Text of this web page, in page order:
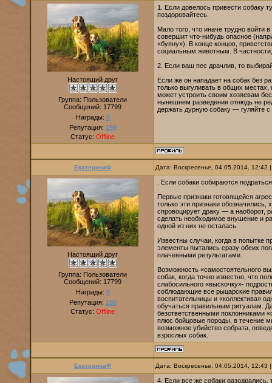
Настоящий друг
Группа: Пользователи
Сообщений: 17799
Награды: 0
Репутация: 150
Статус: Offline
1. Если довелось привести собаку
поздоровайтесь.
Мало того, что иначе трудно войти
совершит что-нибудь опасное
«буяну»). В конце концов,
социальным животным. В
2. Если ваш пес драчлив, то
Если же он нападает на собак без
только выгуливать в общих
может устроить своим хозяевам
нынешнем разведении отнюдь не
держать дурную собаку — гуляйте с
ЕкатеринаФ Дата: Воскресенье, 04.05.2014,
Настоящий друг
Группа: Пользователи
Сообщений: 17799
Награды: 0
Репутация: 150
Статус: Offline
. Если собаки собираются
Первые признаки готовящейся
только эти признаки
спровоцирует драку — а наоборот,
сделать необходимое внушение и
одной из них не осталась.
Известны случаи, когда в попытке
элементы пытались сразу обеих
плачевными результатами.
Возможность «самостоятельного
собак, когда точно известно, что
слабосильного «выскочку»-
соблюдающие все рыцарские
воспитательницы и «коллектива»
обучаться правильным ритуалам.
безответственными поклонниками
плюс бойцовые породы, в течение
возможное убийство собрата,
взрослых собак.
ЕкатеринаФ Дата: Воскресенье, 04.05.2014,
4. Если все же собаки